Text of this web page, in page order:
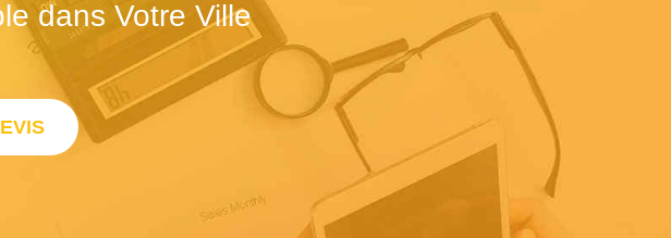
dans Votre Ville